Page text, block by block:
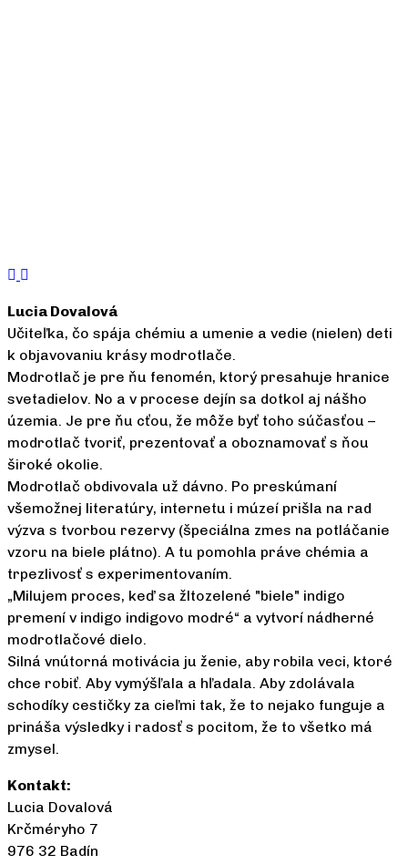
Lucia Dovalová
Učiteľka, čo spája chémiu a umenie a vedie (nielen) deti
k objavovaniu krásy modrotlače.
Modrotlač je pre ňu fenomén, ktorý presahuje hranice
svetadielov. No a v procese dejín sa dotkol aj nášho
územia. Je pre ňu cťou, že môže byť toho súčasťou –
modrotlač tvoriť, prezentovať a oboznamovať s ňou
široké okolie.
Modrotlač obdivovala už dávno. Po preskúmaní
všemožnej literatúry, internetu i múzeí prišla na rad
výzva s tvorbou rezervy (špeciálna zmes na potláčanie
vzoru na biele plátno). A tu pomohla práve chémia a
trpezlivosť s experimentovaním.
„Milujem proces, keď sa žltozelené "biele" indigo
premení v indigo indigovo modré“ a vytvorí nádherné
modrotlačové dielo.
Silná vnútorná motivácia ju ženie, aby robila veci, ktoré
chce robiť. Aby vymýšľala a hľadala. Aby zdolávala
schodíky cestičky za cieľmi tak, že to nejako funguje a
prináša výsledky i radosť s pocitom, že to všetko má
zmysel.
Kontakt:
Lucia Dovalová
Krčméryho 7
976 32 Badín